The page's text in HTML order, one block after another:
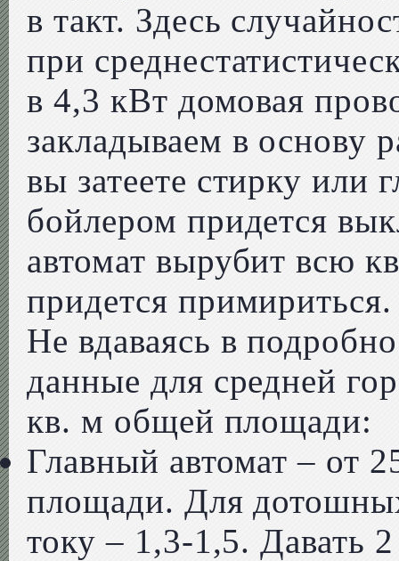
в такт. Здесь
при
в 4,3 кВт домовая
закладываем в основу
вы затеете стирку или
бойлером придется
автомат вырубит всю
придется примириться.
Не вдаваясь в
данные для средней
кв. м общей площади:
Главный автомат – от
площади. Для
току – 1,3-1,5. Давать